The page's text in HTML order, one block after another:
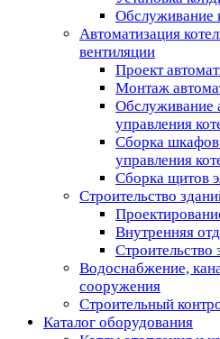
Обслуживание
Автоматизация
вентиляции
Проект
Монтаж
Обслуживание
управления
Сборка
управления
Сборка щитов
Строительство
Внутренняя
Строительство
Водоснабжение,
сооружения
Строительный
Каталог оборудования